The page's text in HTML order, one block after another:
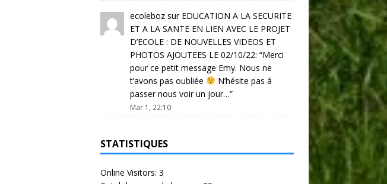
ecolebozsur EDUCATION A LA SECURITE
ET A LA SANTE EN LIEN AVEC LE PROJET
D’ECOLE : DE NOUVELLES VIDEOS ET
PHOTOS AJOUTEES LE 02/10/22: “Merci
pour ce petit message Emy. Nous ne
t’avons pas oubliée
N’hésite pas à
passer nous voir un jour…”
Mar 1, 22:10
STATISTIQUES
Online Visitors: 3